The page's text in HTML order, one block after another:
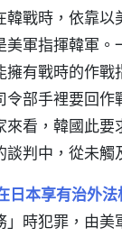
戰時，依靠
軍指揮韓軍
有戰時的作
部手裡要回
看，韓國此
判中，從未觸
日本享有治外法
時犯罪，由